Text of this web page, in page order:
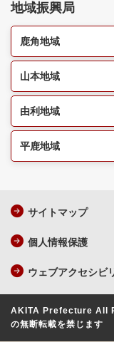
地域振興局
鹿角地域
山本地域
由利地域
平鹿地域
サイトマップ
個人情報保護
ウェブアクセシビ
AKITA Prefecture All
の無断転載を禁じます